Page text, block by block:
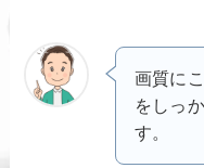
画質に
をしっ
す。